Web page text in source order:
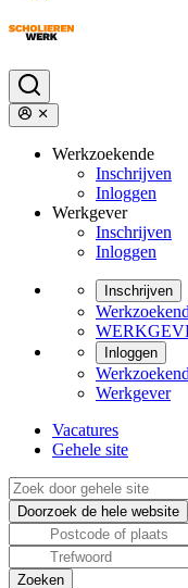
Werkzoekende
Inschrijven
Inloggen
Werkgever
Inschrijven
Inloggen
Inschrijven
Inloggen
Werkgever
Vacatures
Gehele site